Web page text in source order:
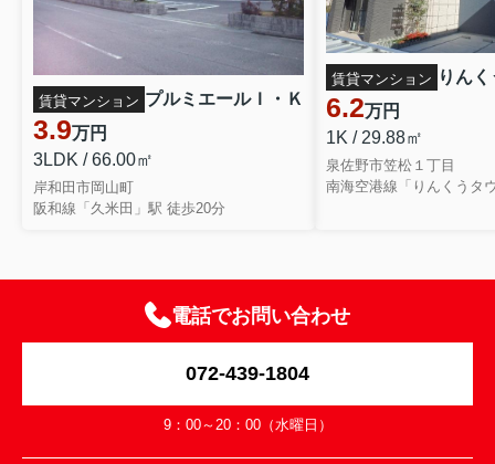
賃貸マンション プルミエールＩ・Ｋ
3.9万円
3LDK / 66.00㎡
岸和田市岡山町
阪和線「久米田」駅 徒歩20分
賃貸マンション りん
6.2万円
1K / 29.88㎡
泉佐野市笠松１丁目
南海空港線「りんくうタ
電話でお問い合わせ
072-439-1804
9：00～20：00（水曜日）